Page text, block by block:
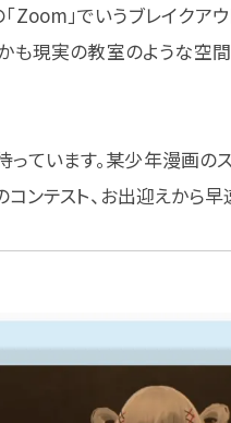
Zoom」でいうブレイク
も現実の教室のような
ています。某少年漫画
ンテスト、お出迎えから